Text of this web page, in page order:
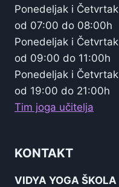
Ponedeljak i Četvrtak
od 07:00 do 08:00h
Ponedeljak i Četvrtak
od 09:00 do 11:00h
Ponedeljak i Četvrtak
od 19:00 do 21:00h
Tim joga učitelja
KONTAKT
VIDYA YOGA ŠKOLA